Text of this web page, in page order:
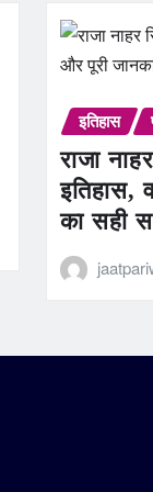
इतिहास
राजा
इतिहास,
का सही